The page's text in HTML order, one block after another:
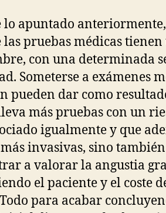
lo apuntado
las pruebas médicas
con una determinada
Someterse a exámenes
pueden dar como
más pruebas con un
igualmente y que
invasivas, sino
a valorar la angustia
el paciente y el coste
para acabar